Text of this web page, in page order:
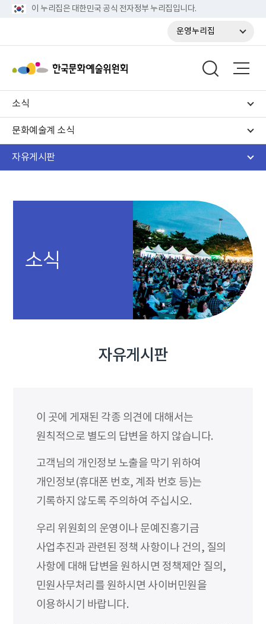
이 누리집은 대한민국 공식 전자정부 누리집입니다.
운영누리집
소식
문화예술계 소식
자유게시판
소식
자유게시판
이 곳에 게재된 각종 의견에 대해서는
원칙적으로 별도의 답변을 하지 않습니다.
고객님의 개인정보 노출을 막기 위하여
개인정보(휴대폰 번호, 계좌 번호 등)는
기록하지 않도록 주의하여 주십시오.
우리 위원회의 운영이나 문예진흥기금
사업추진과 관련된 정책 사항이나 건의, 질의
사항에 대해 답변을 원하시면 정책제안 질의,
민원사무처리를 원하시면 사이버민원을
이용하시기 바랍니다.